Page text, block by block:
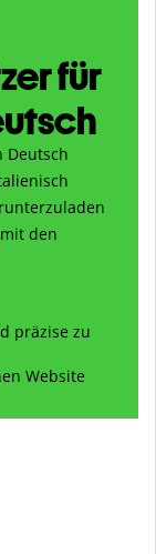
für
Deutsch
den
präzise zu
Website